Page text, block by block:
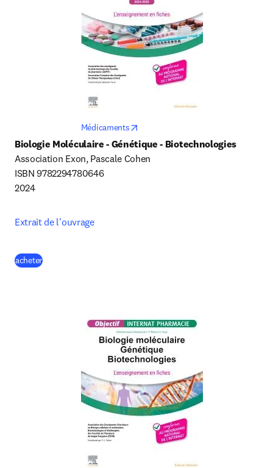
Médicaments
Biologie Moléculaire - Génétique - Biotechnologies
Association Exon, Pascale Cohen
ISBN 9782294780646
2024
Extrait de l'ouvrage
acheter(